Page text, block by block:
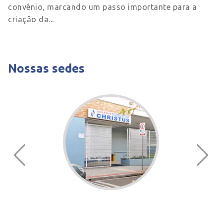
convênio, marcando um passo importante para a
criação da...
Nossas sedes